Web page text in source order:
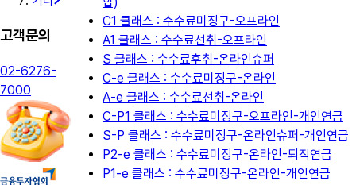
고객문의
02-6276-
7000
C1 클래스 : 수수료미징구-오프라인
A1 클래스 : 수수료선취-오프라인
S 클래스 : 수수료후취-온라인슈퍼
C-e 클래스 : 수수료미징구-온라인
A-e 클래스 : 수수료선취-온라인
C-P1 클래스 : 수수료미징구-오프라인-개인연금
S-P 클래스 : 수수료미징구-온라인슈퍼-개인연금
P2-e 클래스 : 수수료미징구-온라인-퇴직연금
P1-e 클래스 : 수수료미징구-온라인-개인연금